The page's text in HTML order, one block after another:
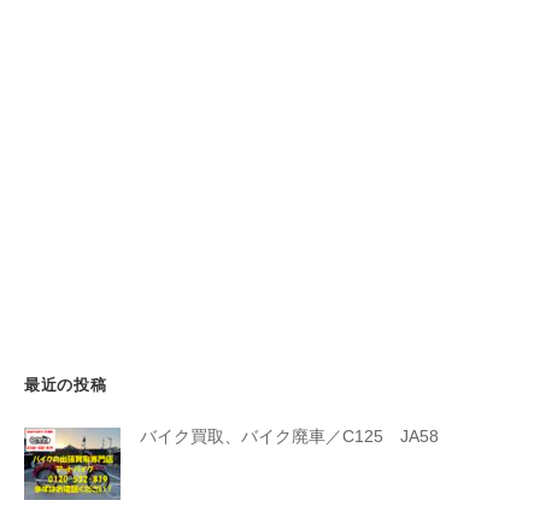
最近の投稿
バイク買取、バイク廃車／C125 JA58